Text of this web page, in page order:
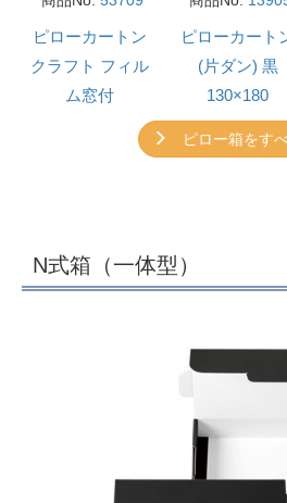
ピローカートン
クラフト フィル
ム窓付
ピローカート
(片ダン) 黒
130×180
ピロー箱をす
N式箱（一体型）